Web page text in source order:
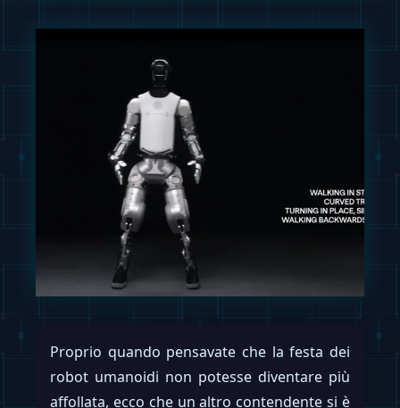
Proprio quando pensavate che la festa dei
robot umanoidi non potesse diventare più
affollata, ecco che un altro contendente si è